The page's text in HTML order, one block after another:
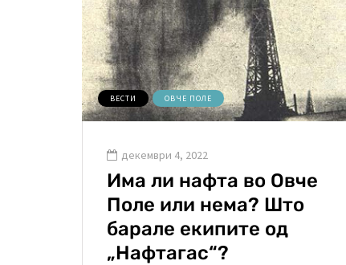
ВЕСТИ ОВЧЕ ПОЛЕ
декември 4, 2022
Има ли нафта во Овче
Поле или нема? Што
барале екипите од
„Нафтагас“?